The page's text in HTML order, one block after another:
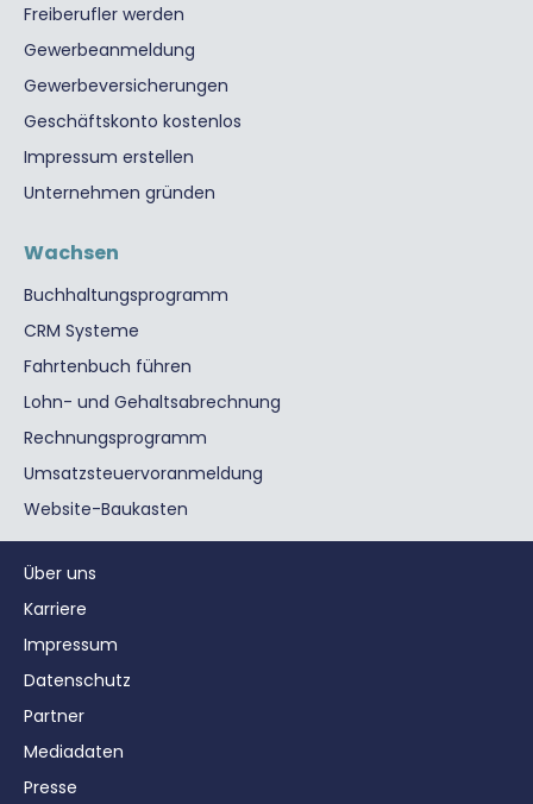
Freiberufler werden
Gewerbeanmeldung
Gewerbeversicherungen
Geschäftskonto kostenlos
Impressum erstellen
Unternehmen gründen
Wachsen
Buchhaltungsprogramm
CRM Systeme
Fahrtenbuch führen
Lohn- und Gehaltsabrechnung
Rechnungsprogramm
Umsatzsteuervoranmeldung
Website-Baukasten
Über uns
Karriere
Impressum
Datenschutz
Partner
Mediadaten
Presse